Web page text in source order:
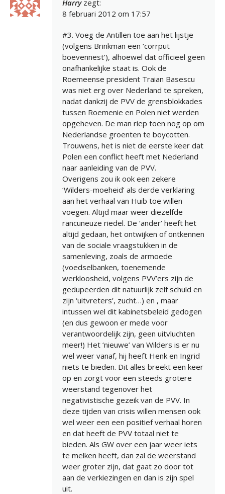
Harry zegt:
8 februari 2012 om 17:57
#3. Voeg de Antillen toe aan het lijstje
(volgens Brinkman een ‘corrput
boevennest’), alhoewel dat officieel geen
onafhankelijke staat is. Ook de
Roemeense president Traian Basescu
was niet erg over Nederland te spreken,
nadat dankzij de PVV de grensblokkades
tussen Roemenie en Polen niet werden
opgeheven. De man riep toen nog op om
Nederlandse groenten te boycotten.
Trouwens, het is niet de eerste keer dat
Polen een conflict heeft met Nederland
naar aanleiding van de PVV.
Overigens zou ik ook een zekere
‘Wilders-moeheid’ als derde verklaring
aan het verhaal van Huib toe willen
voegen. Altijd maar weer diezelfde
rancuneuze riedel. De ‘ander’ heeft het
altijd gedaan, het ontwijken of ontkennen
van de sociale vraagstukken in de
samenleving, zoals de armoede
(voedselbanken, toenemende
werkloosheid, volgens PVV’ers zijn de
gedupeerden dit natuurlijk zelf schuld en
zijn ‘uitvreters’, zucht…) en , maar
intussen wel dit kabinetsbeleid gedogen
(en dus gewoon er mede voor
verantwoordelijk zijn, geen uitvluchten
meer!) Het ‘nieuwe’ van Wilders is er nu
wel weer vanaf, hij heeft Henk en Ingrid
niets te bieden. Dit alles breekt een keer
op en zorgt voor een steeds grotere
weerstand tegenover het
negativistische gezeik van de PVV. In
deze tijden van crisis willen mensen ook
wel weer een een positief verhaal horen
en dat heeft de PVV totaal niet te
bieden. Als GW over een jaar weer iets
te melken heeft, dan zal de weerstand
weer groter zijn, dat gaat zo door tot
aan de verkiezingen en dan is zijn spel
uit.